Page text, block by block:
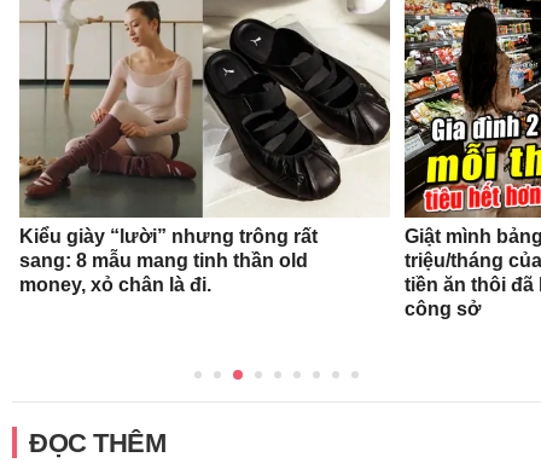
Kiểu giày “lười” nhưng trông rất
sang: 8 mẫu mang tinh thần old
money, xỏ chân là đi.
Giật mình
triệu/tháng
tiền ăn thôi
công sở
ĐỌC THÊM